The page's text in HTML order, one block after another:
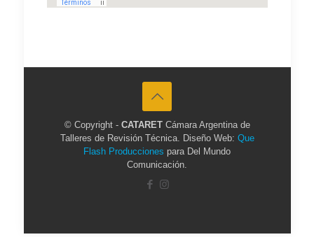
© Copyright - CATARET Cámara Argentina de
Talleres de Revisión Técnica. Diseño Web: Que
Flash Producciones para Del Mundo
Comunicación.